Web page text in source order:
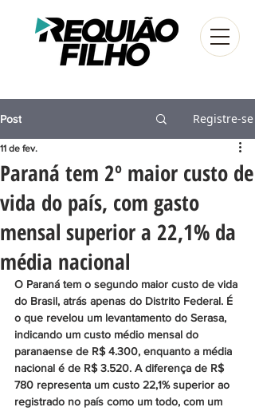
Post Registre-se
Paraná tem 2º maior custo de
vida do país, com gasto
mensal superior a 22,1% da
média nacional
11 de fev.
O Paraná tem o segundo maior custo de vida
do Brasil, atrás apenas do Distrito Federal. É
o que revelou um levantamento do Serasa,
indicando um custo médio mensal do
paranaense de R$ 4.300, enquanto a média
nacional é de R$ 3.520. A diferença de R$
780 representa um custo 22,1% superior ao
registrado no país como um todo, com um